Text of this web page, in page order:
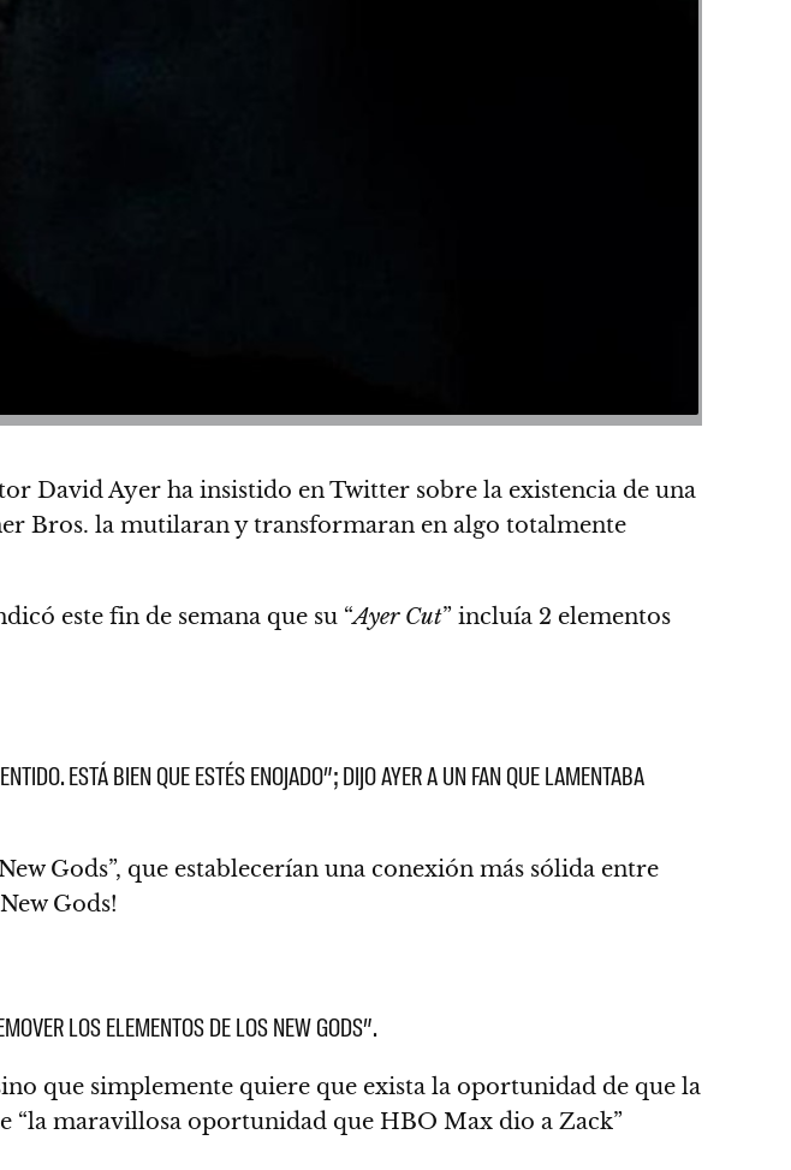
David Ayer ha insistido en Twitter sobre la existencia de una
Bros. la mutilaran ytransformaran en algo totalmente
este fin de semana que su “Ayer Cut” incluía 2 elementos
ESTÁ BIEN QUE ESTÉS ENOJADO”; DIJO AYER A UN FAN QUE LAMENTABA
Gods”, que establecerían una conexión más sólida entre
Gods!
LOS ELEMENTOS DE LOS NEW GODS”.
que simplemente quiere que exista la oportunidad de que la
“la maravillosa oportunidad que HBO Max dio a Zack”